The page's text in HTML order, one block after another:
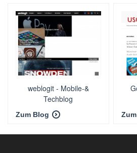
weblogit - Mobile-&
Techblog
Zum Blog